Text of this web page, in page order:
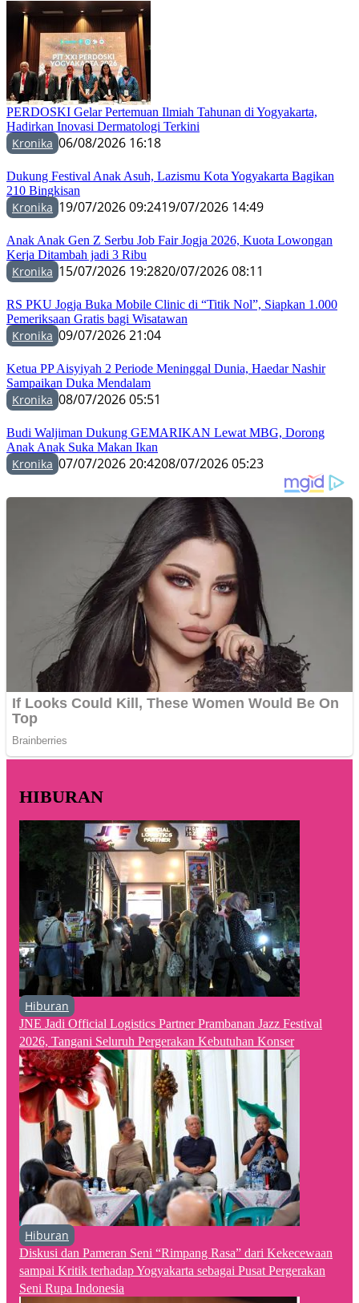
PERDOSKI Gelar Pertemuan Ilmiah Tahunan di Yogyakarta,
Hadirkan Inovasi Dermatologi Terkini
Kronika 06/08/2026 16:18
Dukung Festival Anak Asuh, Lazismu Kota Yogyakarta Bagikan
210 Bingkisan
Kronika 19/07/2026 09:2419/07/2026 14:49
Anak Anak Gen Z Serbu Job Fair Jogja 2026, Kuota Lowongan
Kerja Ditambah jadi 3 Ribu
Kronika 15/07/2026 19:2820/07/2026 08:11
RS PKU Jogja Buka Mobile Clinic di “Titik Nol”, Siapkan 1.000
Pemeriksaan Gratis bagi Wisatawan
Kronika 09/07/2026 21:04
Ketua PP Aisyiyah 2 Periode Meninggal Dunia, Haedar Nashir
Sampaikan Duka Mendalam
Kronika 08/07/2026 05:51
Budi Waljiman Dukung GEMARIKAN Lewat MBG, Dorong
Anak Anak Suka Makan Ikan
Kronika 07/07/2026 20:4208/07/2026 05:23
HIBURAN
Hiburan
JNE Jadi Official Logistics Partner Prambanan Jazz Festival
2026, Tangani Seluruh Pergerakan Kebutuhan Konser
Hiburan
Diskusi dan Pameran Seni “Rimpang Rasa” dari Kekecewaan
sampai Kritik terhadap Yogyakarta sebagai Pusat Pergerakan
Seni Rupa Indonesia